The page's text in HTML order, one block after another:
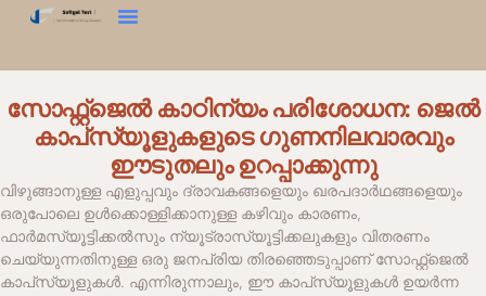
സോഫ്റ്റ്‌ജെൽ കാഠിന്യം പരിശോധന: ജെൽ
കാപ്‌സ്യൂളുകളുടെ ഗുണനിലവാരവും
ഈടുതലും ഉറപ്പാക്കുന്നു
വിഴുങ്ങാനുള്ള എളുപ്പവും ദ്രാവകങ്ങളെയും ഖരപദാർഥങ്ങളെയും
ഒരുപോലെ ഉൾക്കൊള്ളിക്കാനുള്ള കഴിവും കാരണം,
ഫാർമസ്യൂട്ടിക്കൽസും ന്യൂട്രാസ്യൂട്ടിക്കലുകളും വിതരണം
ചെയ്യുന്നതിനുള്ള ഒരു ജനപ്രിയ തിരഞ്ഞെടുപ്പാണ് സോഫ്റ്റ്‌ജെൽ
കാപ്‌സ്യൂളുകൾ. എന്നിരുന്നാലും, ഈ കാപ്‌സ്യൂളുകൾ ഉയർന്ന